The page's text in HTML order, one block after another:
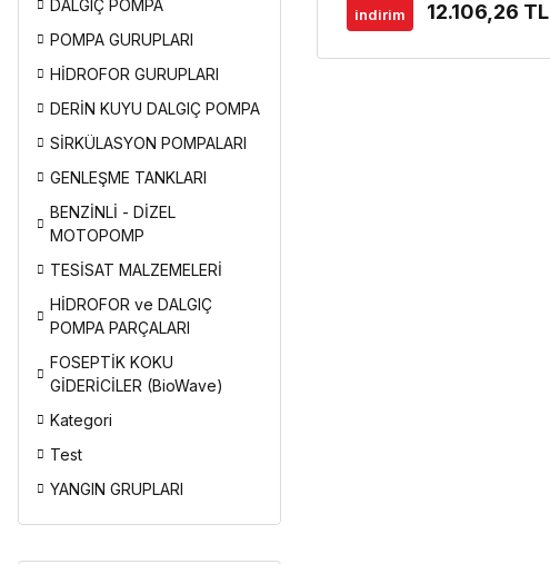
DALGIÇ POMPA
POMPA GURUPLARI
HİDROFOR GURUPLARI
DERİN KUYU DALGIÇ POMPA
SİRKÜLASYON POMPALARI
GENLEŞME TANKLARI
BENZİNLİ - DİZEL
MOTOPOMP
TESİSAT MALZEMELERİ
HİDROFOR ve DALGIÇ
POMPA PARÇALARI
FOSEPTİK KOKU
GİDERİCİLER (BioWave)
Kategori
Test
YANGIN GRUPLARI
indirim 12.106,26 TL